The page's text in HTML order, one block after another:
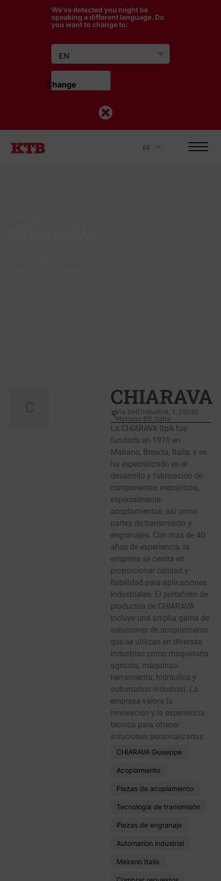
We've detected you might be
speaking a different language. Do
you want to change to:
EN
Change
ES .
CHIARAVA
Via Dell'industria, 1, 25030
Mairano BS, Italia
La CHIARAVA SpA fue
fundada en 1978 en
Mairano, Brescia, Italia, y se
ha especializado en el
desarrollo y fabricación de
componentes mecánicos,
especialmente
acoplamientos, así como
partes de transmisión y
engranajes. Con más de 40
años de experiencia, la
empresa se centra en
proporcionar calidad y
fiabilidad para aplicaciones
industriales. El portafolio de
productos de CHIARAVA
incluye una amplia gama de
soluciones de acoplamiento
que se utilizan en diversas
industrias como maquinaria
agrícola, máquinas-
herramienta, hidráulica y
automation industrial. La
empresa valora la
innovación y la experiencia
técnica para ofrecer
soluciones personalizadas.
CHIARAVA Giuseppe
Acoplamiento
Piezas de acoplamiento
Tecnología de transmisión
Piezas de engranaje
Automation industrial
Mairano Italia